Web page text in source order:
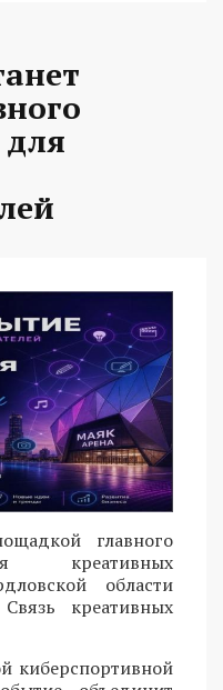
главного
креативных
области
креативных
киберспортивной